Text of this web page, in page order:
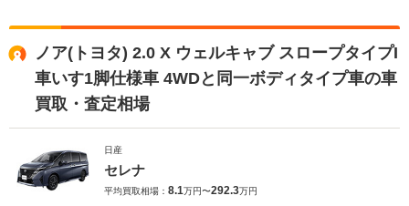
ノア(トヨタ) 2.0 X ウェルキャブ スロープタイプI
車いす1脚仕様車 4WDと同一ボディタイプ車の車
買取・査定相場
日産
セレナ
平均買取相場： 8.1万円〜292.3万円